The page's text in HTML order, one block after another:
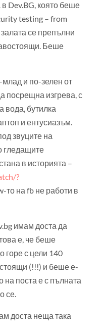
Dev.BG, която беше
testing – from
се препълни
Беше
и по-зелен от
посрещна изгрева, с
вода, бутилка
и ентусиазъм.
звуците на
гледащите
в историята –
?
то на fb не работи в
имам доста да
е, че беше
горе с цели 140
(!!!) и беше е-
на поста е с пълната
се.
доста неща така